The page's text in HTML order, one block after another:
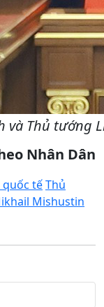
và Thủ tướng
Nhân Dân
quốc tếThủ
Mishustin